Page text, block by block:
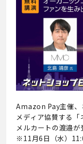
Amazon Pay主催、
メディア協賛する
メルカートの渡邉が
※11月6日（水）